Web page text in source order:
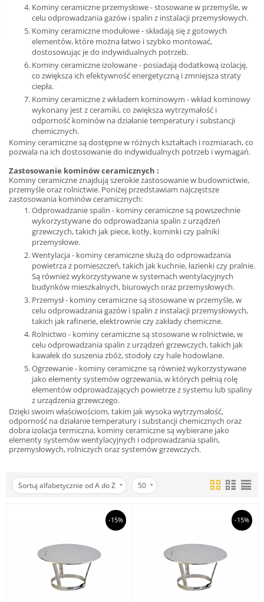
Kominy ceramiczne przemysłowe - stosowane w przemyśle, w
celu odprowadzania gazów i spalin z instalacji przemysłowych.
Kominy ceramiczne modułowe - składają się z gotowych
elementów, które można łatwo i szybko montować,
dostosowując je do indywidualnych potrzeb.
Kominy ceramiczne izolowane - posiadają dodatkową izolację,
co zwiększa ich efektywność energetyczną i zmniejsza straty
ciepła.
Kominy ceramiczne z wkładem kominowym - wkład kominowy
wykonany jest z ceramiki, co zwiększa wytrzymałość i
odporność kominów na działanie temperatury i substancji
chemicznych.
Kominy ceramiczne są dostępne w różnych kształtach i rozmiarach, co
pozwala na ich dostosowanie do indywidualnych potrzeb i wymagań.
Zastosowanie kominów ceramicznych :
Kominy ceramiczne znajdują szerokie zastosowanie w budownictwie,
przemyśle oraz rolnictwie. Poniżej przedstawiam najczęstsze
zastosowania kominów ceramicznych:
Odprowadzanie spalin - kominy ceramiczne są powszechnie
wykorzystywane do odprowadzania spalin z urządzeń
grzewczych, takich jak piece, kotły, kominki czy palniki
przemysłowe.
Wentylacja - kominy ceramiczne służą do odprowadzania
powietrza z pomieszczeń, takich jak kuchnie, łazienki czy pralnie.
Są również wykorzystywane w systemach wentylacyjnych
budynków mieszkalnych, biurowych oraz przemysłowych.
Przemysł - kominy ceramiczne są stosowane w przemyśle, w
celu odprowadzania gazów i spalin z instalacji przemysłowych,
takich jak rafinerie, elektrownie czy zakłady chemiczne.
Rolnictwo - kominy ceramiczne są stosowane w rolnictwie, w
celu odprowadzania spalin z urządzeń grzewczych, takich jak
kawałek do suszenia zbóż, stodoły czy hale hodowlane.
Ogrzewanie - kominy ceramiczne są również wykorzystywane
jako elementy systemów ogrzewania, w których pełnią rolę
elementów odprowadzających powietrze z systemu lub spaliny
z urządzenia grzewczego.
Dzięki swoim właściwościom, takim jak wysoka wytrzymałość,
odporność na działanie temperatury i substancji chemicznych oraz
dobra izolacja termiczna, kominy ceramiczne są wybierane jako
elementy systemów wentylacyjnych i odprowadzania spalin,
przemysłowych, rolniczych oraz systemów grzewczych.
Sortuj alfabetycznie od A do Z 50
-15% -15%